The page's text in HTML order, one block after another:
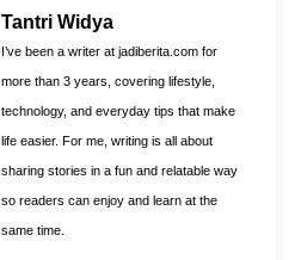
Tantri Widya
I’ve been a writer at jadiberita.com for
more than 3 years, covering lifestyle,
technology, and everyday tips that make
life easier. For me, writing is all about
sharing stories in a fun and relatable way
so readers can enjoy and learn at the
same time.